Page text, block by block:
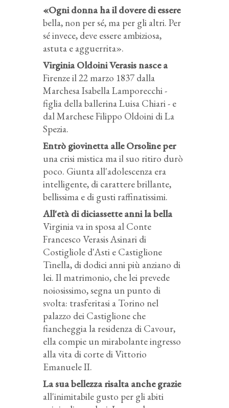
«Ogni donna ha il dovere di essere
bella, non per sé, ma per gli altri. Per
sé invece, deve essere ambiziosa,
astuta e agguerrita».
Virginia Oldoini Verasis nasce a
Firenze il 22 marzo 1837 dalla
Marchesa Isabella Lamporecchi -
figlia della ballerina Luisa Chiari - e
dal Marchese Filippo Oldoini di La
Spezia.
Entrò giovinetta alle Orsoline per
una crisi mistica ma il suo ritiro durò
poco. Giunta all'adolescenza era
intelligente, di carattere brillante,
bellissima e di gusti raffinatissimi.
All'età di diciassette anni la bella
Virginia va in sposa al Conte
Francesco Verasis Asinari di
Costigliole d'Asti e Castiglione
Tinella, di dodici anni più anziano di
lei. Il matrimonio, che lei prevede
noiosissimo, segna un punto di
svolta: trasferitasi a Torino nel
palazzo dei Castiglione che
fiancheggia la residenza di Cavour,
ella compie un mirabolante ingresso
alla vita di corte di Vittorio
Emanuele II.
La sua bellezza risalta anche grazie
all'inimitabile gusto per gli abiti